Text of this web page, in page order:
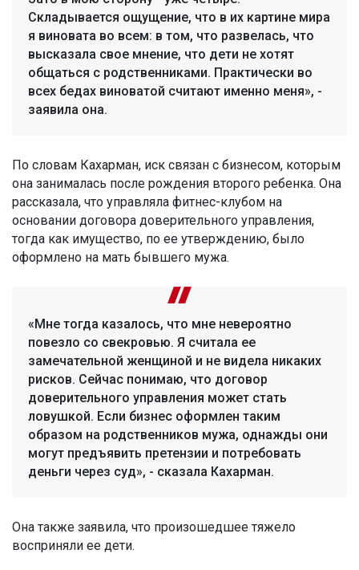
Складывается ощущение, что в их картине мира
я виновата во всем: в том, что развелась, что
высказала свое мнение, что дети не хотят
общаться с родственниками. Практически во
всех бедах виноватой считают именно меня», -
заявила она.
По словам Кахарман, иск связан с бизнесом, которым
она занималась после рождения второго ребенка. Она
рассказала, что управляла фитнес-клубом на
основании договора доверительного управления,
тогда как имущество, по ее утверждению, было
оформлено на мать бывшего мужа.
«Мне тогда казалось, что мне невероятно
повезло со свекровью. Я считала ее
замечательной женщиной и не видела никаких
рисков. Сейчас понимаю, что договор
доверительного управления может стать
ловушкой. Если бизнес оформлен таким
образом на родственников мужа, однажды они
могут предъявить претензии и потребовать
деньги через суд», - сказала Кахарман.
Она также заявила, что произошедшее тяжело
восприняли ее дети.